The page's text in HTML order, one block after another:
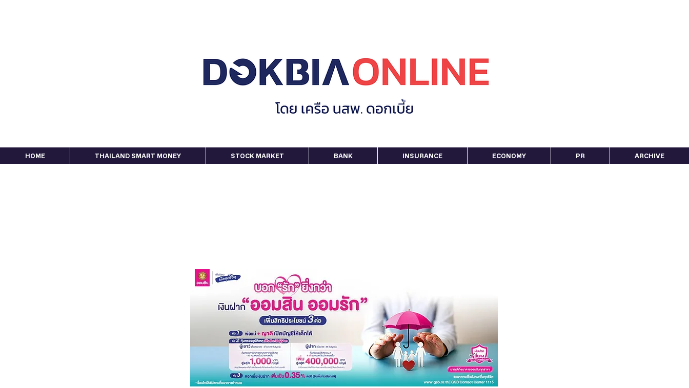
HOME THAILAND SMART MONEY STOCK MARKET BANK INSURANCE ECONOMY PR ARCHIVE